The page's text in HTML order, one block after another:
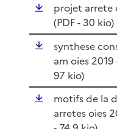
projet arrete
(PDF- 30 kio)
synthese
am oies 2019
97 kio)
motifs de la
arretes oies